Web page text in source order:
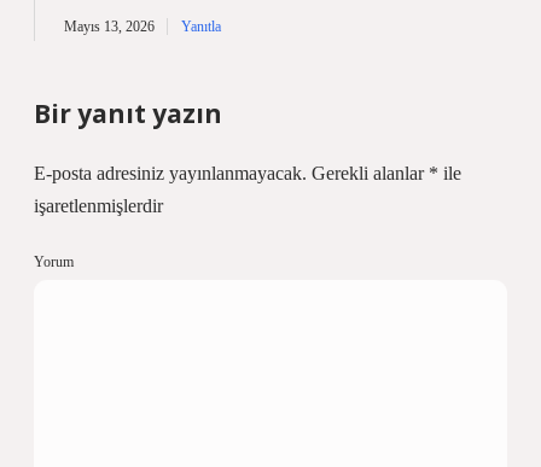
Mayıs 13, 2026 Yanıtla
Bir yanıt yazın
E-posta adresiniz yayınlanmayacak. Gerekli alanlar * ile
işaretlenmişlerdir
Yorum